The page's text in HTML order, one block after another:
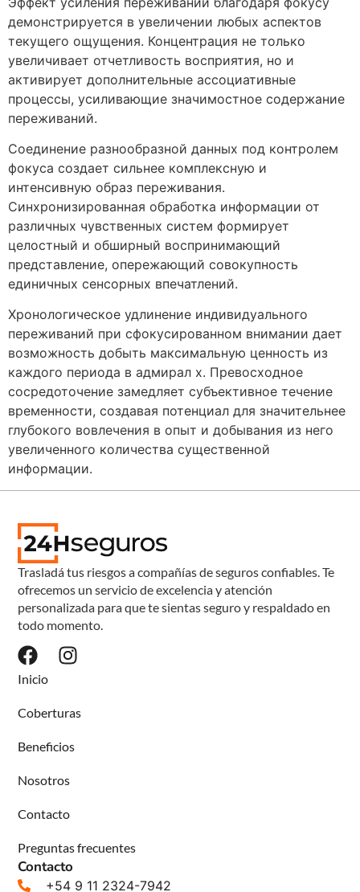
демонстрируется в увеличении любых аспектов
текущего ощущения. Концентрация не только
увеличивает отчетливость восприятия, но и
активирует дополнительные ассоциативные
процессы, усиливающие значимостное содержание
переживаний.
Соединение разнообразной данных под контролем
фокуса создает сильнее комплексную и
интенсивную образ переживания.
Синхронизированная обработка информации от
различных чувственных систем формирует
целостный и обширный воспринимающий
представление, опережающий совокупность
единичных сенсорных впечатлений.
Хронологическое удлинение индивидуального
переживаний при сфокусированном внимании дает
возможность добыть максимальную ценность из
каждого периода в адмирал х. Превосходное
сосредоточение замедляет субъективное течение
временности, создавая потенциал для значительнее
глубокого вовлечения в опыт и добывания из него
увеличенного количества существенной
информации.
Trasladá tus riesgos a compañías de seguros confiables. Te
ofrecemos un servicio de excelencia y atención
personalizada para que te sientas seguro y respaldado en
todo momento.
Inicio
Coberturas
Beneficios
Nosotros
Contacto
Preguntas frecuentes
Contacto
+54 9 11 2324-7942